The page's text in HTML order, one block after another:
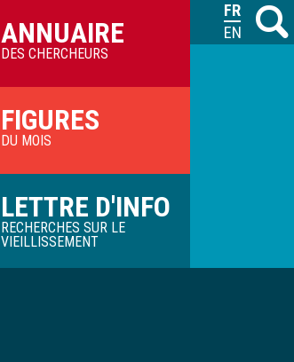
M
ANNUAIRE
DES CHERCHEURS
FIGURES
DU MOIS
LETTRE D'INFO
RECHERCHES SUR LE
VIEILLISSEMENT
FRANÇAIS
ENGLISH